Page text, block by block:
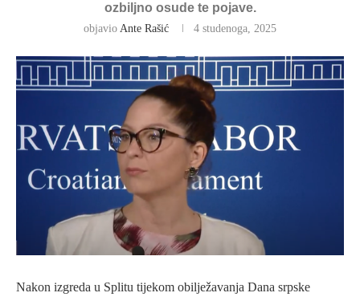
ozbiljno osude te pojave.
objavio Ante Rašić 4 studenoga, 2025
Nakon izgreda u Splitu tijekom obilježavanja Dana srpske